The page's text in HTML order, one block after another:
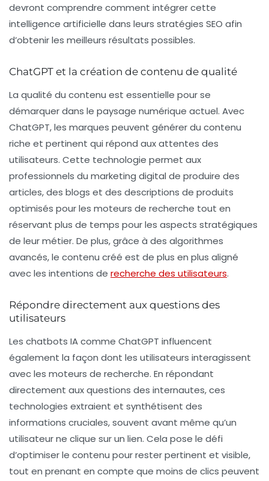
devront comprendre comment intégrer cette
intelligence artificielle dans leurs stratégies SEO afin
d’obtenir les meilleurs résultats possibles.
ChatGPT et la création de contenu de qualité
La qualité du contenu est essentielle pour se
démarquer dans le paysage numérique actuel. Avec
ChatGPT, les marques peuvent générer du contenu
riche et pertinent qui répond aux attentes des
utilisateurs. Cette technologie permet aux
professionnels du marketing digital de produire des
articles, des blogs et des descriptions de produits
optimisés pour les moteurs de recherche tout en
réservant plus de temps pour les aspects stratégiques
de leur métier. De plus, grâce à des algorithmes
avancés, le contenu créé est de plus en plus aligné
avec les intentions de recherche des utilisateurs.
Répondre directement aux questions des
utilisateurs
Les chatbots IA comme ChatGPT influencent
également la façon dont les utilisateurs interagissent
avec les moteurs de recherche. En répondant
directement aux questions des internautes, ces
technologies extraient et synthétisent des
informations cruciales, souvent avant même qu’un
utilisateur ne clique sur un lien. Cela pose le défi
d’optimiser le contenu pour rester pertinent et visible,
tout en prenant en compte que moins de clics peuvent